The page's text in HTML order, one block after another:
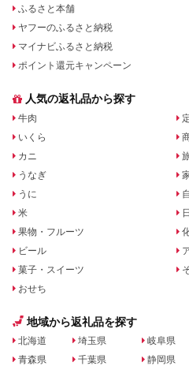
ふるさと本舗
ヤフーのふるさと納税
マイナビふるさと納税
ポイント還元キャンペーン
人気の返礼品から探す
牛肉
いくら
カニ
うなぎ
うに
米
果物・フルーツ
ビール
菓子・スイーツ
おせち
地域から返礼品を探す
北海道
青森県
埼玉県
千葉県
岐阜県
静岡県